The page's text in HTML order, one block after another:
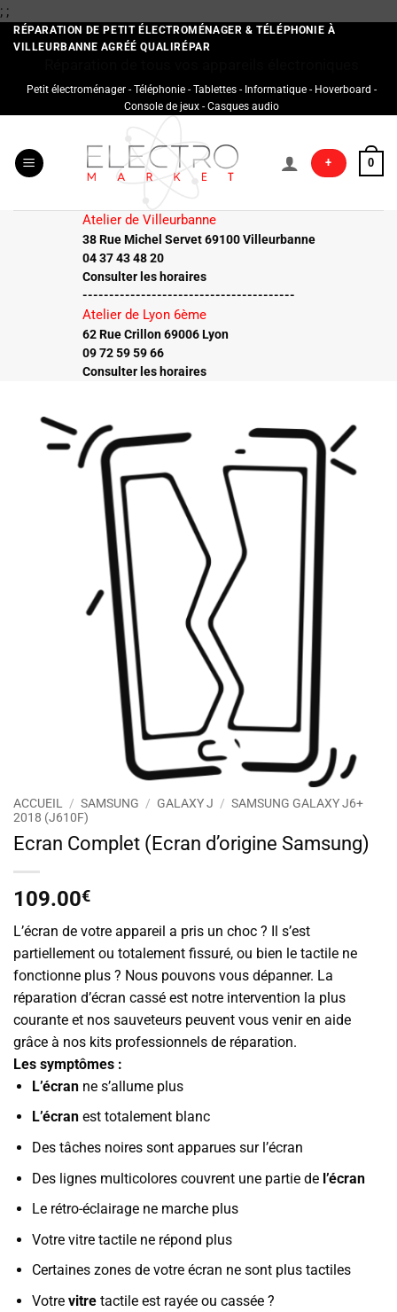
; ;Passer
au
contenu
RÉPARATION DE PETIT ÉLECTROMÉNAGER & TÉLÉPHONIE À
VILLEURBANNE AGRÉÉ QUALIRÉPAR
Petit électroménager - Téléphonie - Tablettes - Informatique - Hoverboard -
Console de jeux - Casques audio
+ 0
Atelier de Villeurbanne
38 Rue Michel Servet 69100 Villeurbanne
04 37 43 48 20
Consulter les horaires
----------------------------------------
Atelier de Lyon 6ème
62 Rue Crillon 69006 Lyon
09 72 59 59 66
Consulter les horaires
ACCUEIL / SAMSUNG / GALAXY J / SAMSUNG GALAXY J6+
2018 (J610F)
Ecran Complet (Ecran d’origine Samsung)
109.00€
L’écran de votre appareil a pris un choc ? Il s’est
partiellement ou totalement fissuré, ou bien le tactile ne
fonctionne plus ? Nous pouvons vous dépanner. La
réparation d’écran cassé est notre intervention la plus
courante et nos sauveteurs peuvent vous venir en aide
grâce à nos kits professionnels de réparation.
Les symptômes :
L’écranne s’allume plus
L’écranest totalement blanc
Des tâches noires sont apparues sur l’écran
Des lignes multicolores couvrent une partie de l’écran
Le rétro-éclairage ne marche plus
Votre vitre tactile ne répond plus
Certaines zones de votre écran ne sont plus tactiles
Votre vitretactile est rayée ou cassée ?